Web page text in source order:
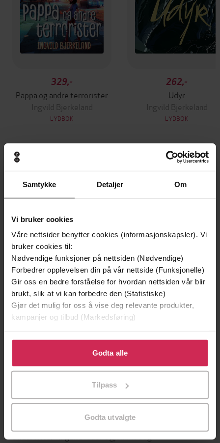
Samtykke Detaljer Om
Vi bruker cookies
Våre nettsider benytter cookies (informasjonskapsler). Vi
bruker cookies til:
Nødvendige funksjoner på nettsiden (Nødvendige)
Forbedrer opplevelsen din på vår nettside (Funksjonelle)
Gir oss en bedre forståelse for hvordan nettsiden vår blir
brukt, slik at vi kan forbedre den (Statistiske)
Gjør det mulig for oss å vise deg relevante produkter,
kampanjer og tilbud (Markedsføring)
Klikk på «Godta alle» for å gi oss ditt samtykke til å
bruke cookies for alle disse formålene. Du kan også
tilpasse ditt samtykke til spesifikke formål ved å klikke
Godta alle
Tilpass
Godta utvalgte
329,-
Pappa og andre terrorister
Ingvild Bjerkeland
LYDBOK
262,-
Udyr
Ingvild Bjerkeland
LYDBOK
Andre har også kjøpt
Premium
Jo Nesbø
Premium
Jørn Lier Horst
Undertittel